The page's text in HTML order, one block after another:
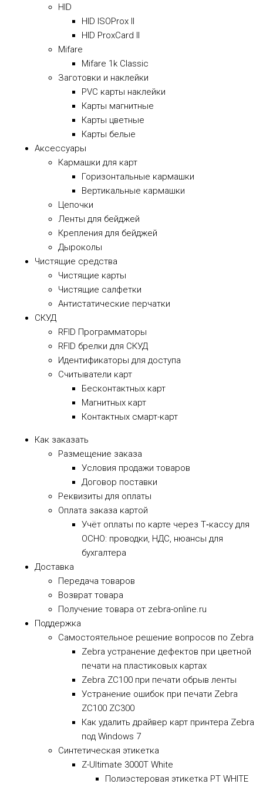
HID
HID ISOProx II
HID ProxCard II
Mifare
Mifare 1k Classic
Заготовки и наклейки
PVC карты наклейки
Карты магнитные
Карты цветные
Карты белые
Аксессуары
Кармашки для карт
Горизонтальные кармашки
Вертикальные кармашки
Цепочки
Ленты для бейджей
Крепления для бейджей
Дыроколы
Чистящие средства
Чистящие карты
Чистящие салфетки
Антистатические перчатки
СКУД
RFID Программаторы
RFID брелки для СКУД
Идентификаторы для доступа
Cчитыватели карт
Бесконтактных карт
Магнитных карт
Контактных смарт-карт
Как заказать
Размещение заказа
Условия продажи товаров
Договор поставки
Реквизиты для оплаты
Оплата заказа картой
Учёт оплаты по карте через Т‑кассу для
ОСНО: проводки, НДС, нюансы для
бухгалтера
Доставка
Передача товаров
Возврат товара
Получение товара от zebra-online.ru
Поддержка
Самостоятельное решение вопросов по Zebra
Zebra устранение дефектов при цветной
печати на пластиковых картах
Zebra ZC100 при печати обрыв ленты
Устранение ошибок при печати Zebra
ZC100 ZC300
Как удалить драйвер карт принтера Zebra
под Windows 7
Синтетическая этикетка
Z-Ultimate 3000T White
Полиэстеровая этикетка PT WHITE